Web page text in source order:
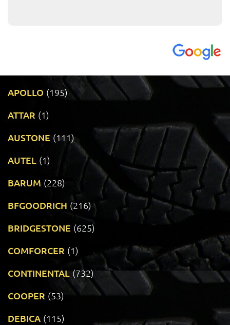
APOLLO (195)
ATTAR (1)
AUSTONE (111)
AUTEL (1)
BARUM (228)
BFGOODRICH (216)
BRIDGESTONE (625)
COMFORCER (1)
CONTINENTAL (732)
COOPER (53)
DEBICA (115)